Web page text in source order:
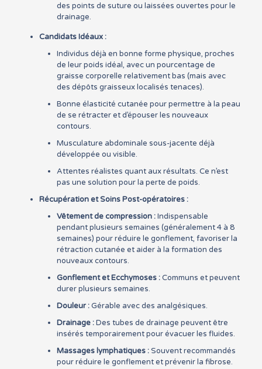
des points de suture ou laissées ouvertes pour le
drainage.
Candidats Idéaux :
Individus déjà en bonne forme physique, proches
de leur poids idéal, avec un pourcentage de
graisse corporelle relativement bas (mais avec
des dépôts graisseux localisés tenaces).
Bonne élasticité cutanée pour permettre à la peau
de se rétracter et d’épouser les nouveaux
contours.
Musculature abdominale sous-jacente déjà
développée ou visible.
Attentes réalistes quant aux résultats. Ce n’est
pas une solution pour la perte de poids.
Récupération et Soins Post-opératoires :
Vêtement de compression :Indispensable
pendant plusieurs semaines (généralement 4 à 8
semaines) pour réduire le gonflement, favoriser la
rétraction cutanée et aider à la formation des
nouveaux contours.
Gonflement et Ecchymoses :Communs et peuvent
durer plusieurs semaines.
Douleur :Gérable avec des analgésiques.
Drainage :Des tubes de drainage peuvent être
insérés temporairement pour évacuer les fluides.
Massages lymphatiques :Souvent recommandés
pour réduire le gonflement et prévenir la fibrose.